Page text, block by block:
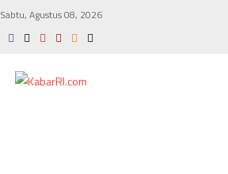
Sabtu, Agustus 08, 2026